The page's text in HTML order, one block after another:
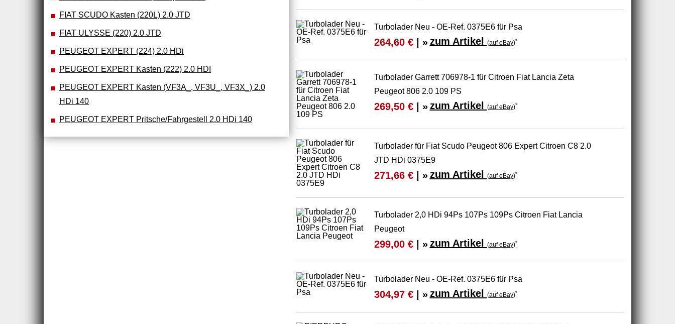
FIAT SCUDO Kasten (220L) 2.0 JTD
FIAT ULYSSE (220) 2.0 JTD
PEUGEOT EXPERT (224) 2.0 HDi
PEUGEOT EXPERT Kasten (222) 2.0 HDI
PEUGEOT EXPERT Kasten (VF3A_, VF3U_, VF3X_) 2.0
HDi 140
PEUGEOT EXPERT Pritsche/Fahrgestell 2.0 HDi 140
Turbolader Neu - OE-Ref. 0375E6 für Psa
264,60 €| » zum Artikel (auf eBay)*
Turbolader Garrett 706978-1 für Citroen Fiat Lancia Zeta
Peugeot 806 2.0 109 PS
269,50 €| » zum Artikel (auf eBay)*
Turbolader für Fiat Scudo Peugeot 806 Expert Citroen C8 2.0
JTD HDi 0375E9
271,66 €| » zum Artikel (auf eBay)*
Turbolader 2,0 HDi 94Ps 107Ps 109Ps Citroen Fiat Lancia
Peugeot
299,00 €| » zum Artikel (auf eBay)*
Turbolader Neu - OE-Ref. 0375E6 für Psa
304,97 €| » zum Artikel (auf eBay)*